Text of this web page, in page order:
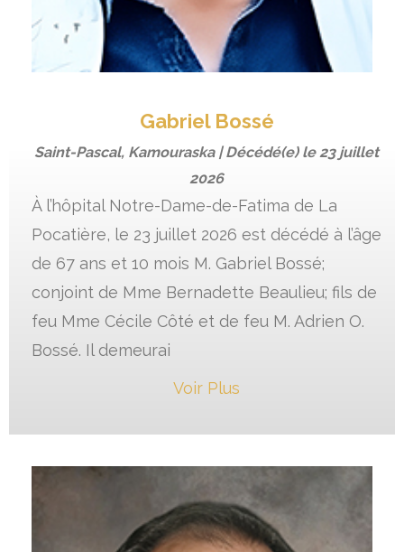
Gabriel Bossé
Saint-Pascal, Kamouraska | Décédé(e) le23 juillet
2026
À l’hôpital Notre-Dame-de-Fatima de La
Pocatière, le 23 juillet 2026 est décédé à l’âge
de 67 ans et 10 mois M. Gabriel Bossé;
conjoint de Mme Bernadette Beaulieu; fils de
feu Mme Cécile Côté et de feu M. Adrien O.
Bossé. Il demeurai
Voir Plus